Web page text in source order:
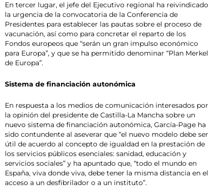
En tercer lugar, el jefe del Ejecutivo regional ha reivindicado
la urgencia de la convocatoria de la Conferencia de
Presidentes para establecer las pautas sobre el proceso de
vacunación, así como para concretar el reparto de los
Fondos europeos que “serán un gran impulso económico
para Europa”, y que se ha permitido denominar “Plan Merkel
de Europa”.
Sistema de financiación autonómica
En respuesta a los medios de comunicación interesados por
la opinión del presidente de Castilla-La Mancha sobre un
nuevo sistema de financiación autonómica, García-Page ha
sido contundente al aseverar que “el nuevo modelo debe ser
útil de acuerdo al concepto de igualdad en la prestación de
los servicios públicos esenciales: sanidad, educación y
servicios sociales” y ha apuntado que, “todo el mundo en
España, viva donde viva, debe tener la misma distancia en el
acceso a un desfibrilador o a un instituto”.